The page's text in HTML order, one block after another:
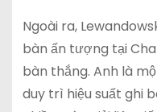
Ngoài ra,
bàn ấn tượng tại
bàn thắng. Anh là
duy trì hiệu suất ghi